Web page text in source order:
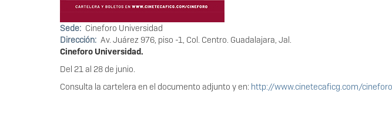
Sede
Cineforo Universidad
Dirección Av. Juárez 976, piso -1, Col. Centro. Guadalajara, Jal.
Cineforo Universidad.
Del 21 al 28 de junio.
Consulta la cartelera en el documento adjunto y en: http://www.cinetecaficg.com/cineforo